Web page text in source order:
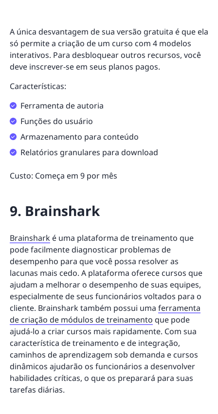
A única desvantagem de sua versão gratuita é que ela
só permite a criação de um curso com 4 modelos
interativos. Para desbloquear outros recursos, você
deve inscrever-se em seus planos pagos.
Características:
Ferramenta de autoria
Funções do usuário
Armazenamento para conteúdo
Relatórios granulares para download
Custo: Começa em 9 por mês
9. Brainshark
Brainshark é uma plataforma de treinamento que
pode facilmente diagnosticar problemas de
desempenho para que você possa resolver as
lacunas mais cedo. A plataforma oferece cursos que
ajudam a melhorar o desempenho de suas equipes,
especialmente de seus funcionários voltados para o
cliente. Brainshark também possui uma ferramenta
de criação de módulos de treinamento que pode
ajudá-lo a criar cursos mais rapidamente. Com sua
característica de treinamento e de integração,
caminhos de aprendizagem sob demanda e cursos
dinâmicos ajudarão os funcionários a desenvolver
habilidades críticas, o que os preparará para suas
tarefas diárias.